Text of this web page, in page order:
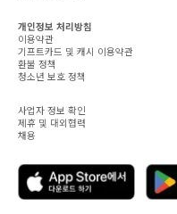
개인정보 처리방침
이용약관
기프트카드 및 캐시 이용약관
환불 정책
청소년 보호 정책
사업자 정보 확인
제휴 및 대외협력
채용